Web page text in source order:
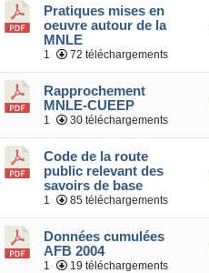
Pratiques mises en
oeuvre autour de la
MNLE
1 72 téléchargements
Rapprochement
MNLE-CUEEP
1 30 téléchargements
Code de la route
public relevant des
savoirs de base
1 85 téléchargements
Données cumulées
AFB 2004
1 19 téléchargements